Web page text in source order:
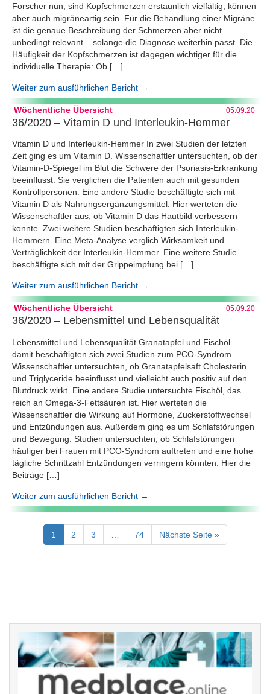
Forscher nun, sind Kopfschmerzen erstaunlich vielfältig, können
aber auch migräneartig sein. Für die Behandlung einer Migräne
ist die genaue Beschreibung der Schmerzen aber nicht
unbedingt relevant – solange die Diagnose weiterhin passt. Die
Häufigkeit der Kopfschmerzen ist dagegen wichtiger für die
individuelle Therapie: Ob […]
Weiter zum ausführlichen Bericht →
Wöchentliche Übersicht 05.09.20
36/2020 – Vitamin D und Interleukin-Hemmer
Vitamin D und Interleukin-Hemmer In zwei Studien der letzten
Zeit ging es um Vitamin D. Wissenschaftler untersuchten, ob der
Vitamin-D-Spiegel im Blut die Schwere der Psoriasis-Erkrankung
beeinflusst. Sie verglichen die Patienten auch mit gesunden
Kontrollpersonen. Eine andere Studie beschäftigte sich mit
Vitamin D als Nahrungsergänzungsmittel. Hier werteten die
Wissenschaftler aus, ob Vitamin D das Hautbild verbessern
konnte. Zwei weitere Studien beschäftigten sich Interleukin-
Hemmern. Eine Meta-Analyse verglich Wirksamkeit und
Verträglichkeit der Interleukin-Hemmer. Eine weitere Studie
beschäftigte sich mit der Grippeimpfung bei […]
Weiter zum ausführlichen Bericht →
Wöchentliche Übersicht 05.09.20
36/2020 – Lebensmittel und Lebensqualität
Lebensmittel und Lebensqualität Granatapfel und Fischöl –
damit beschäftigten sich zwei Studien zum PCO-Syndrom.
Wissenschaftler untersuchten, ob Granatapfelsaft Cholesterin
und Triglyceride beeinflusst und vielleicht auch positiv auf den
Blutdruck wirkt. Eine andere Studie untersuchte Fischöl, das
reich an Omega-3-Fettsäuren ist. Hier werteten die
Wissenschaftler die Wirkung auf Hormone, Zuckerstoffwechsel
und Entzündungen aus. Außerdem ging es um Schlafstörungen
und Bewegung. Studien untersuchten, ob Schlafstörungen
häufiger bei Frauen mit PCO-Syndrom auftreten und eine hohe
tägliche Schrittzahl Entzündungen verringern könnten. Hier die
Beiträge […]
Weiter zum ausführlichen Bericht →
1 2 3 74 Nächste Seite »